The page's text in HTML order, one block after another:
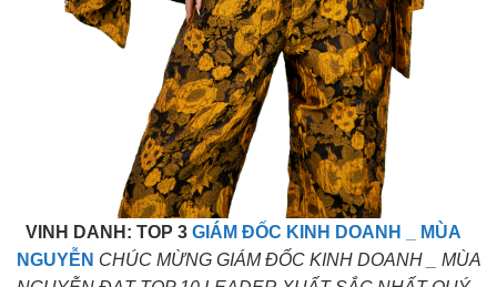
VINH DANH: TOP 3 GIÁM ĐỐC KINH DOANH _ MÙA
NGUYỄN CHÚC MỪNG GIÁM ĐỐC KINH DOANH _ MÙA